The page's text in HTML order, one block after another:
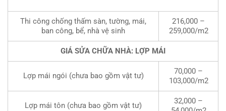
Thi công chống thấm sàn, tường, mái,
ban công, bể, nhà vệ sinh
216,000 –
259,000/m2
GIÁ SỬA CHỮA NHÀ: LỢP MÁI
Lợp mái ngói (chưa bao gồm vật tư)
70,000 –
103,000/m2
Lợp mái tôn (chưa bao gồm vật tư)
32,000 –